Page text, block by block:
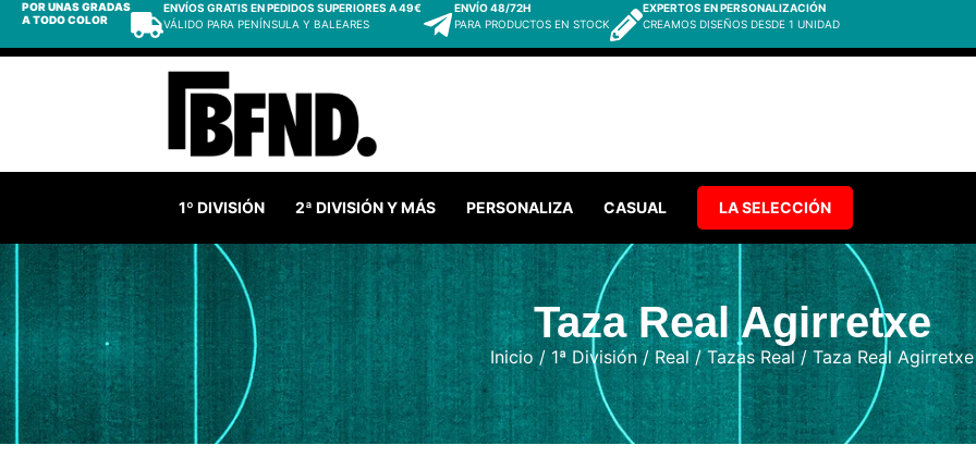
POR UNAS GRADAS
A TODO COLOR
ENVÍOS GRATIS EN PEDIDOS SUPERIORES A 49€
VÁLIDO PARA PENÍNSULA Y BALEARES
ENVÍO 48/72H
PARA PRODUCTOS EN STOCK
EXPERTOS EN PERSONALIZACIÓN
CREAMOS DISEÑOS DESDE 1 UNIDAD
1º DIVISIÓN 2ª DIVISIÓN Y MÁS PERSONALIZA CASUAL LA SELECCIÓN
Taza Real Agirretxe
Inicio/ 1ª División/Real/Tazas Real/ Taza Real Agirretxe